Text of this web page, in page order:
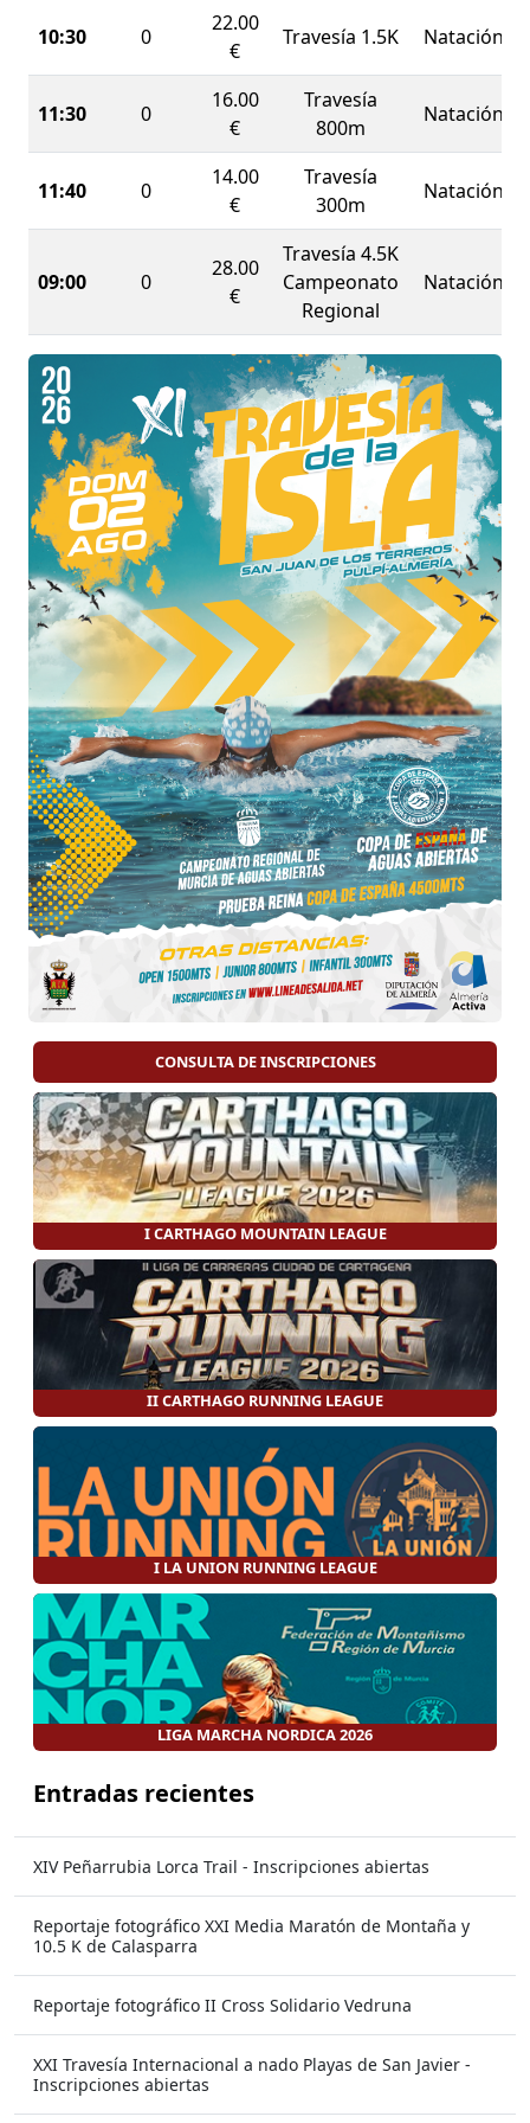
(mayores de 16 años). Los más
jóvenes también tendrán su espacio en las
pruebas de promoción: unacompetitiva de 800
metros
, puntuable para el Campeonato Regional,
no competitiva de 300 metros
¡Os esperamos para disfrutar de una jornada
10:30 0
22.00
€
Travesía 1.5K Natación
11:30 0
16.00
€
Travesía
800m
Natación
11:40 0
14.00
€
Travesía
300m
Natación
09:00 0
28.00
€
Travesía 4.5K
Campeonato
Regional
Natación
CONSULTA DE INSCRIPCIONES
I CARTHAGO MOUNTAIN LEAGUE
II CARTHAGO RUNNING LEAGUE
I LA UNION RUNNING LEAGUE
LIGA MARCHA NORDICA 2026
Entradas recientes
XIV Peñarrubia Lorca Trail - Inscripciones abiertas
Reportaje fotográfico XXI Media Maratón de Montaña y
10.5 K de Calasparra
Reportaje fotográfico II Cross Solidario Vedruna
XXI Travesía Internacional a nado Playas de San Javier -
Inscripciones abiertas